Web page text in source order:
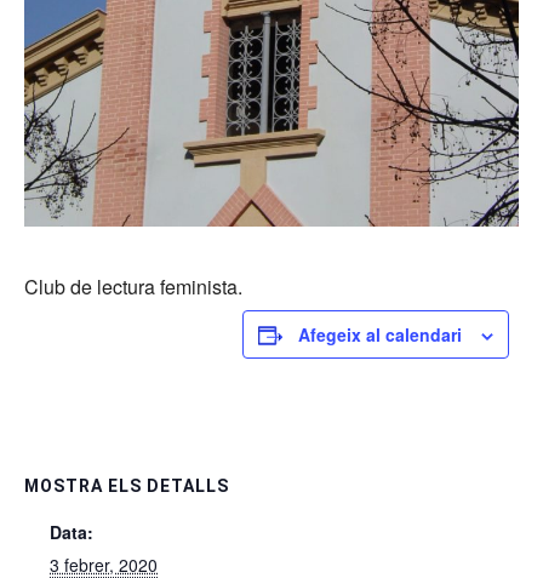
Club de lectura feminista.
Afegeix al calendari
MOSTRA ELS DETALLS
Data:
3 febrer, 2020